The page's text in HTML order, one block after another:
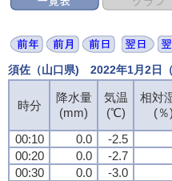
須佐（山口県) 2022年1月2日（
時分
降水量
(mm)
気温
(℃)
相対
(％)
00:10
0.0 -2.5
00:20
0.0 -2.7
00:30
0.0 -3.0